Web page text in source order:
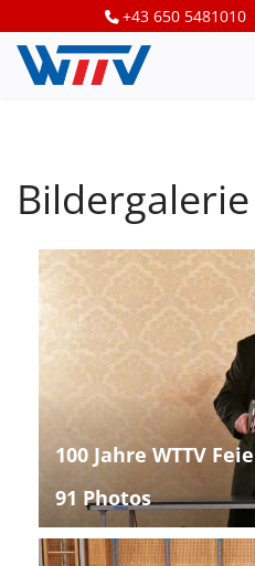
+43 650 5481010
Bildergalerie
100 Jahre WTTV
91 Photos